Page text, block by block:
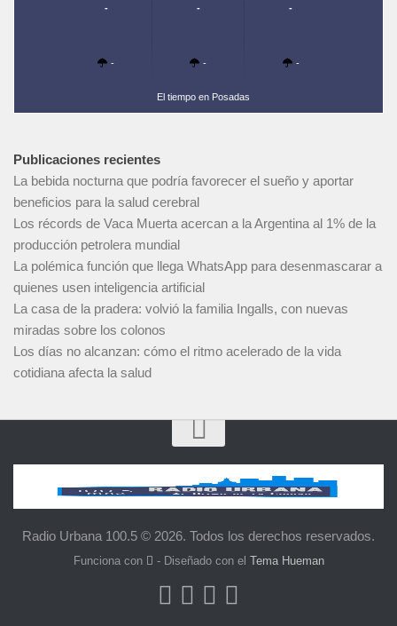
-
-
-
-
-
-
El tiempo en Posadas
Publicaciones recientes
La bebida nocturna que podría favorecer el sueño y aportar
beneficios para la salud cerebral
Los récords de Vaca Muerta acercan a la Argentina al 1% de la
producción petrolera mundial
La polémica función que llega WhatsApp para desenmascarar a
quienes usen inteligencia artificial
La casa de la pradera: volvió la familia Ingalls, con nuevas
miradas sobre los colonos
Los días no alcanzan: cómo el ritmo acelerado de la vida
cotidiana afecta la salud
Radio Urbana 100.5 © 2026. Todos los derechos reservados.
Funciona con - Diseñado con el Tema Hueman